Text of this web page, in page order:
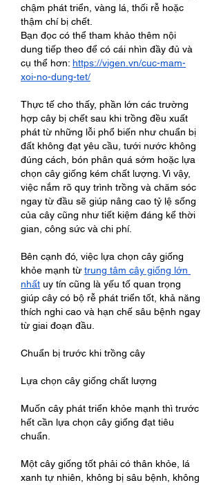
chậm phát triển, vàng lá, thối rễ hoặc
thậm chí bị chết.
Bạn đọc có thể tham khảo thêm nội
dung tiếp theo để có cái nhìn đầy đủ và
cụ thể hơn: https://vigen.vn/cuc-mam-
xoi-no-dung-tet/
Thực tế cho thấy, phần lớn các trường
hợp cây bị chết sau khi trồng đều xuất
phát từ những lỗi phổ biến như chuẩn bị
đất không đạt yêu cầu, tưới nước không
đúng cách, bón phân quá sớm hoặc lựa
chọn cây giống kém chất lượng. Vì vậy,
việc nắm rõ quy trình trồng và chăm sóc
ngay từ đầu sẽ giúp nâng cao tỷ lệ sống
của cây cũng như tiết kiệm đáng kể thời
gian, công sức và chi phí.
Bên cạnh đó, việc lựa chọn cây giống
khỏe mạnh từ trung tâm cây giống lớn
nhất uy tín cũng là yếu tố quan trọng
giúp cây có bộ rễ phát triển tốt, khả năng
thích nghi cao và hạn chế sâu bệnh ngay
từ giai đoạn đầu.
Chuẩn bị trước khi trồng cây
Lựa chọn cây giống chất lượng
Muốn cây phát triển khỏe mạnh thì trước
hết cần lựa chọn cây giống đạt tiêu
chuẩn.
Một cây giống tốt phải có thân khỏe, lá
xanh tự nhiên, không bị sâu bệnh, không